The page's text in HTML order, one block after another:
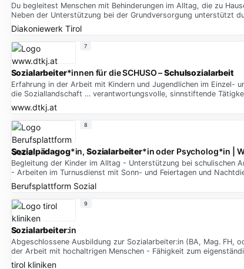
Du begleitest Menschen mit Behinderungen im Alltag, die zu
Neben der Unterstützung bei der Grundversorgung unterstützt
Diakoniewerk Tirol
Sozialarbeiter*innen für die SCHUSO –Schulsozialarbeit
Erfahrung in der Arbeit mit Kindern und Jugendlichen im Einzel-
die Soziallandschaft … verantwortungsvolle, sinnstiftende
www.dtkj.at
7
Sozialpädagog*in, Sozialarbeiter*in oder Psycholog*in |
Begleitung der Kinder im Alltag - Unterstützung bei schulischen
- Arbeiten im Turnusdienst mit Sonn- und Feiertagen und
Berufsplattform Sozial
8
Sozialarbeiter:in
Abgeschlossene Ausbildung zur Sozialarbeiter:in (BA, Mag. FH,
der Arbeit mit hochaltrigen Menschen - Fähigkeit zum
tirol kliniken
9